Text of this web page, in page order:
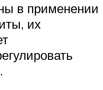
в применении
их